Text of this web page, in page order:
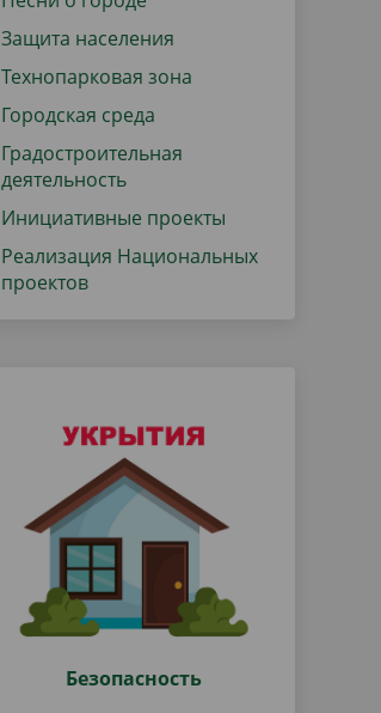
Защита населения
Технопарковая зона
Городская среда
Градостроительная
деятельность
Инициативные проекты
Реализация Национальных
проектов
Безопасность